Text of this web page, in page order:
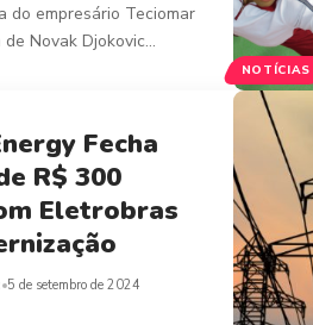
NOTÍCIAS
do empresário Teciomar
Novak Djokovic…
Fecha
R$ 300
Eletrobras
5 de setembro de 2024